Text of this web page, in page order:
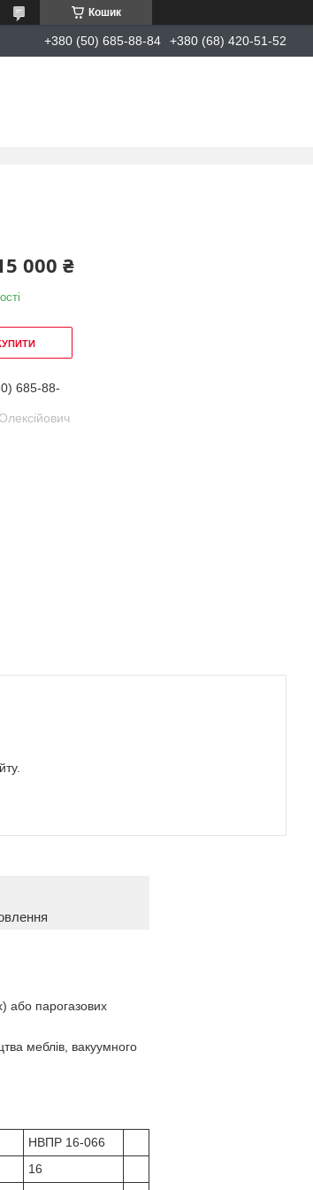
Кошик
+380 (50) 685-88-84 +380 (68) 420-51-52
000 ₴
685-88-
або парогазових
меблів, вакуумного
НВПР 16-066
16